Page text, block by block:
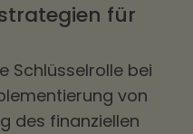
für
Schlüsselrolle bei
von
des finanziellen